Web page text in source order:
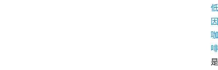
低
因
咖
啡
是